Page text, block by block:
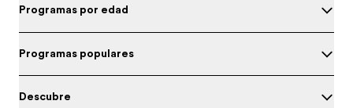
Programas por edad
Programas populares
Descubre